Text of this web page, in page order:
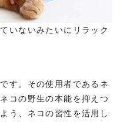
いないみたいにリラック
す。その使用者であるネ
コの野生の本能を抑えつ
う、ネコの習性を活用し